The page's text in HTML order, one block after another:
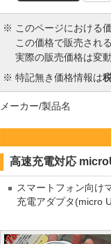
※ このページにおける
この価格で販売され
実際の販売価格は変
※ 特記無き価格情報は
メーカー/製品名
高速充電対応
スマートフォン向け
充電アダプタ(micro